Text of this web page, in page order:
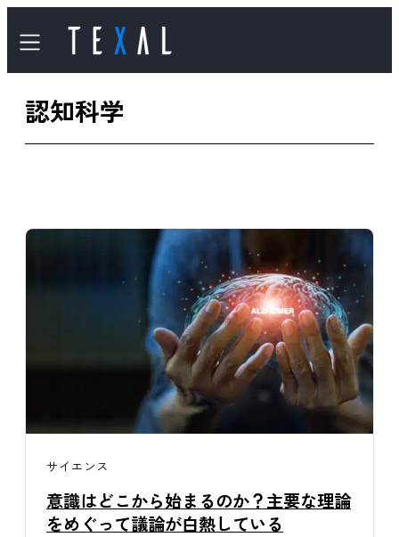
容
を
認知科学
サイエンス
意識はどこから始まるのか？主要な理論
をめぐって議論が白熱している